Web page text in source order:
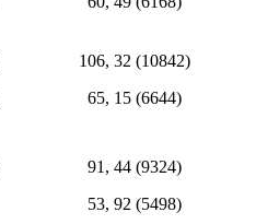
106, 32 (10842)
65, 15 (6644)
91, 44 (9324)
53, 92 (5498)